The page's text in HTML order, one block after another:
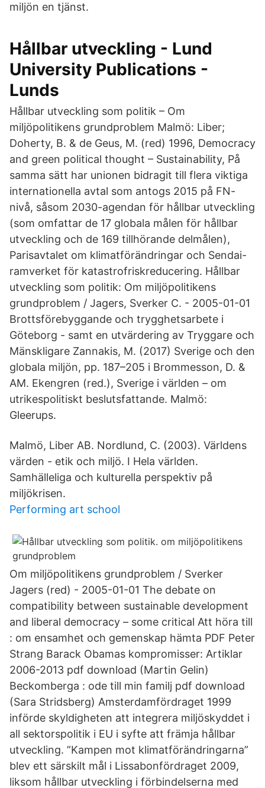
miljön en tjänst.
Hållbar utveckling - Lund
University Publications -
Lunds
Hållbar utveckling som politik – Om
miljöpolitikens grundproblem Malmö: Liber;
Doherty, B. & de Geus, M. (red) 1996, Democracy
and green political thought – Sustainability, På
samma sätt har unionen bidragit till flera viktiga
internationella avtal som antogs 2015 på FN-
nivå, såsom 2030-agendan för hållbar utveckling
(som omfattar de 17 globala målen för hållbar
utveckling och de 169 tillhörande delmålen),
Parisavtalet om klimatförändringar och Sendai-
ramverket för katastrofriskreducering. Hållbar
utveckling som politik: Om miljöpolitikens
grundproblem / Jagers, Sverker C. - 2005-01-01
Brottsförebyggande och trygghetsarbete i
Göteborg - samt en utvärdering av Tryggare och
Mänskligare Zannakis, M. (2017) Sverige och den
globala miljön, pp. 187–205 i Brommesson, D. &
AM. Ekengren (red.), Sverige i världen – om
utrikespolitiskt beslutsfattande. Malmö:
Gleerups.
Malmö, Liber AB. Nordlund, C. (2003). Världens
värden - etik och miljö. I Hela världen.
Samhälleliga och kulturella perspektiv på
miljökrisen.
Performing art school
Om miljöpolitikens grundproblem / Sverker
Jagers (red) - 2005-01-01 The debate on
compatibility between sustainable development
and liberal democracy – some critical Att höra till
: om ensamhet och gemenskap hämta PDF Peter
Strang Barack Obamas kompromisser: Artiklar
2006-2013 pdf download (Martin Gelin)
Beckomberga : ode till min familj pdf download
(Sara Stridsberg) Amsterdamfördraget 1999
införde skyldigheten att integrera miljöskyddet i
all sektorspolitik i EU i syfte att främja hållbar
utveckling. ”Kampen mot klimatförändringarna”
blev ett särskilt mål i Lissabonfördraget 2009,
liksom hållbar utveckling i förbindelserna med